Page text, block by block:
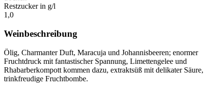
Restzucker in g/l
1,0
Weinbeschreibung
Ölig, Charmanter Duft, Maracuja und Johannisbeeren; enormer
Fruchtdruck mit fantastischer Spannung, Limettengelee und
Rhabarberkompott kommen dazu, extraktsüß mit delikater Säure,
trinkfreudige Fruchtbombe.